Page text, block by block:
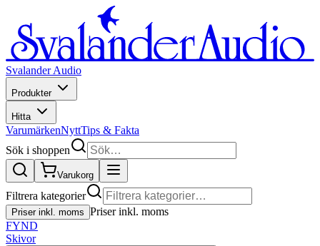
Svalander Audio
Produkter
Hitta
VarumärkenNyttTips & Fakta
Sök i shoppen
Varukorg
Filtrera kategorier
Priser inkl. moms Priser inkl. moms
FYND
Skivor